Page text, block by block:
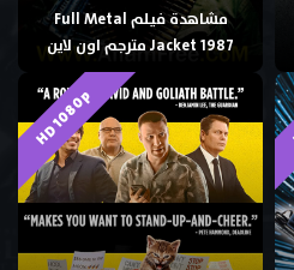
مشاهدة فيلم Full Metal
Jacket 1987 مترجم اون لاين
HD 1080p